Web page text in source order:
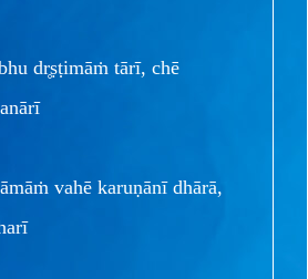
dr̥ṣṭimāṁ tārī, chē
vahē karuṇānī dhārā,